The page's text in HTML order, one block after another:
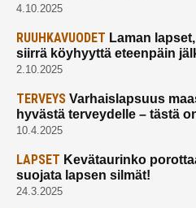
4.10.2025
RUUHKAVUODET Laman
siirrä köyhyyttä eteenpäin
2.10.2025
TERVEYSVarhaislapsuus
hyvästä terveydelle – tästä
10.4.2025
LAPSET Kevätaurinko
suojata lapsen silmät!
24.3.2025